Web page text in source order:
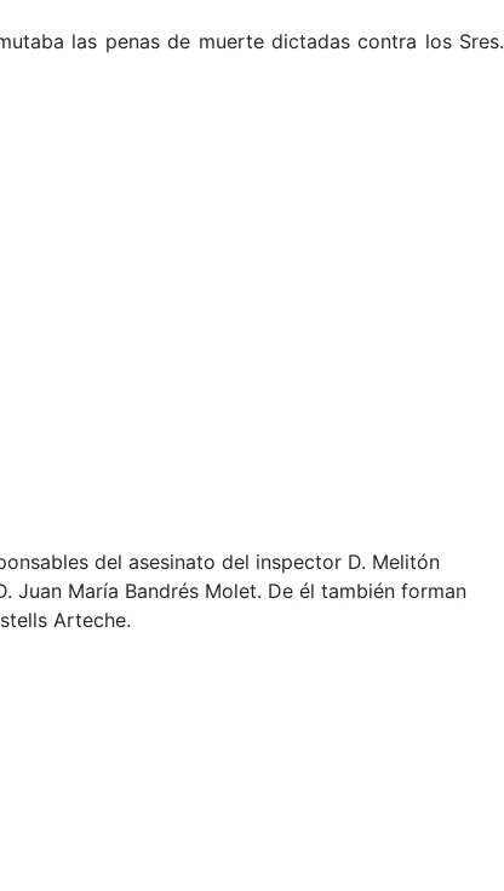
las penas de muerte dictadas contra los Sres.
del asesinato del inspector D. Melitón
Juan María Bandrés Molet. De él también forman
Arteche.